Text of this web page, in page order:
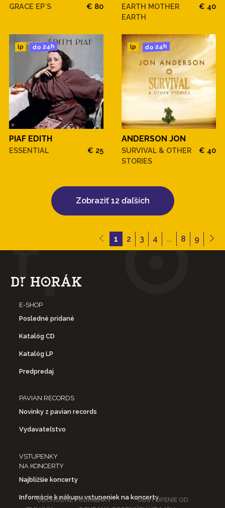
GRACE EP´S € 80
EARTH MOTHER
EARTH
€ 40
lp do 24h
PIAF EDITH
ESSENTIAL € 25
lp do 24h
ANDERSON JON
SURVIVAL & OTHER
STORIES
€ 40
Zobraziť 12 ďaľších
1 2 3 4 ... 8 9
E-SHOP
Posledné pridané
Katalóg CD
Katalóg LP
Predpredaj
PAVIAN RECORDS
Novinky z pavian records
Vydavateľstvo
VSTUPENKY
NA KONCERTY
Najbližšie koncerty
Informácie k nákupu vstupeniek na koncerty
OBCHODNÉ PODMIENKY
ODSTÚPENIE OD